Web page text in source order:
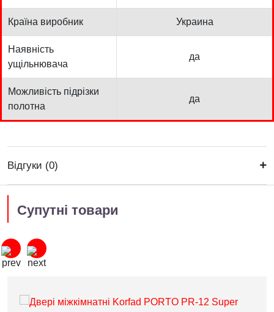
Країна виробник Украина
Наявність
ущільнювача
да
Можливість підрізки
полотна
да
Відгуки (0)
Супутні товари